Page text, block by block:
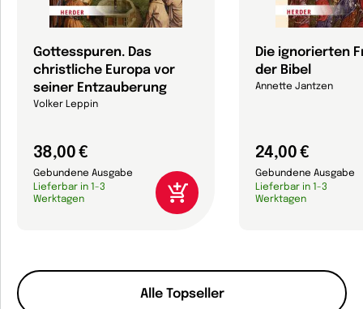
Alle Topseller
Gottesspuren. Das
christliche Europa vor
seiner Entzauberung
Volker Leppin
38,00 €
Gebundene Ausgabe
Lieferbar in 1-3
Werktagen
Die ignorierten
der Bibel
Annette Jantzen
24,00 €
Gebundene Ausgabe
Lieferbar in 1-3
Werktagen